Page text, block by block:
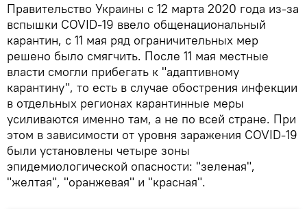
Правительство Украины с 12 марта 2020 года из-за
вспышки COVID-19 ввело общенациональный
карантин, с 11 мая ряд ограничительных мер
решено было смягчить. После 11 мая местные
власти смогли прибегать к "адаптивному
карантину", то есть в случае обострения инфекции
в отдельных регионах карантинные меры
усиливаются именно там, а не по всей стране. При
этом в зависимости от уровня заражения COVID-19
были установлены четыре зоны
эпидемиологической опасности: "зеленая",
"желтая", "оранжевая" и "красная".